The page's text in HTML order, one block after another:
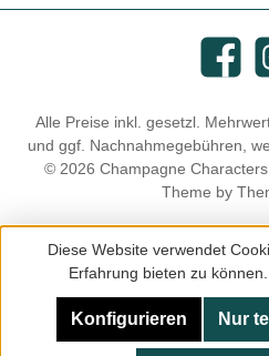
Facebook
Alle Preise inkl. gesetzl.
und ggf. Nachnahmegebühren,
© 2026 Champagne
Theme by
Diese Website verwendet
Erfahrung bieten zu können.
Nur
Konfigurieren